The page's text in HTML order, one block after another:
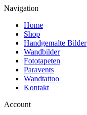
Navigation
Home
Shop
Handgemalte Bilder
Wandbilder
Fototapeten
Paravents
Wandtattoo
Kontakt
Account